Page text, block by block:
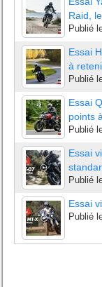
Raid,
Publié
Essai
à
Publié
Essai
points
Publié
Essai
Publié
Essai
Publié